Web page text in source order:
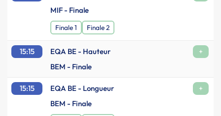
MIF - Finale
Finale 1 Finale 2
15:15 EQA BE - Hauteur
+
BEM - Finale
15:15 EQA BE - Longueur
+
BEM - Finale